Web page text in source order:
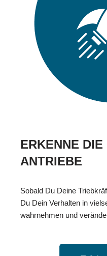
ERKENNE
ANTRIEBE
Sobald Du Deine
Du Dein Verhalten in
wahrnehmen und